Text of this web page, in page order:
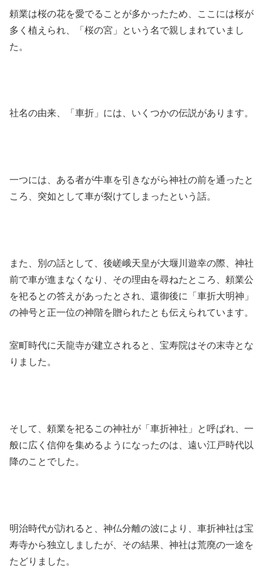
頼業は桜の花を愛でることが多かったため、ここには桜が
多く植えられ、「桜の宮」という名で親しまれていまし
た。
社名の由来、「車折」には、いくつかの伝説があります。
一つには、ある者が牛車を引きながら神社の前を通ったと
ころ、突如として車が裂けてしまったという話。
また、別の話として、後嵯峨天皇が大堰川遊幸の際、神社
前で車が進まなくなり、その理由を尋ねたところ、頼業公
を祀るとの答えがあったとされ、還御後に「車折大明神」
の神号と正一位の神階を贈られたとも伝えられています。
室町時代に天龍寺が建立されると、宝寿院はその末寺とな
りました。
そして、頼業を祀るこの神社が「車折神社」と呼ばれ、一
般に広く信仰を集めるようになったのは、遠い江戸時代以
降のことでした。
明治時代が訪れると、神仏分離の波により、車折神社は宝
寿寺から独立しましたが、その結果、神社は荒廃の一途を
たどりました。